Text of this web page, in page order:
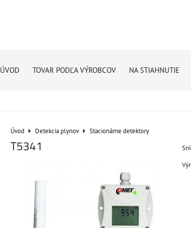
ÚVOD TOVAR PODĽA VÝROBCOV NA STIAHNUTIE
Úvod Detekcia plynov Stacionárne detektory
T5341